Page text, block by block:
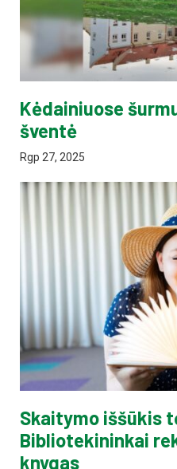
Kėdainiuose
šventė
Rgp 27, 2025
Skaitymo iššūkis
Bibliotekininkai
knygas